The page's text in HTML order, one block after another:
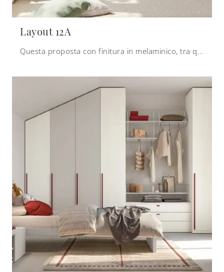
Layout 12A
Questa proposta con finitura in melaminico, tra quelle su misura per ragazzi di Doimo Cityline, accontenta le richieste degli adulti e i gusti dei ...